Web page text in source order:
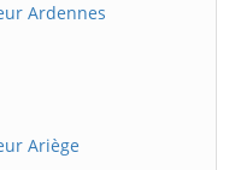
Ardennes
Ariège